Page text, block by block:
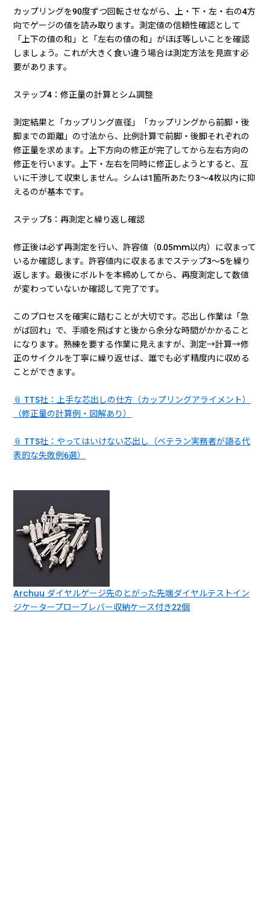
カップリングを90度ずつ回転させながら、上・下・左・右の4方
向でゲージの値を読み取ります。測定値の信頼性確認として
「上下の値の和」と「左右の値の和」がほぼ等しいことを確認
しましょう。これが大きく食い違う場合は測定方法を見直す必
要があります。
ステップ4：修正量の計算とシム調整
測定結果と「カップリング直径」「カップリングから前脚・後
脚までの距離」の寸法から、比例計算で前脚・後脚それぞれの
修正量を求めます。上下方向の修正が完了してから左右方向の
修正を行います。上下・左右を同時に修正しようとすると、互
いに干渉して収束しません。シムは1箇所あたり3〜4枚以内に抑
えるのが基本です。
ステップ5：再測定と繰り返し確認
修正後は必ず再測定を行い、許容値（0.05mm以内）に収まって
いるか確認します。許容値内に収まるまでステップ3〜5を繰り
返します。最後にボルトを本締めしてから、再度測定して数値
が変わっていないか確認して完了です。
このプロセスを確実に踏むことが大切です。芯出し作業は「急
がば回れ」で、手順を飛ばすと後から余分な時間がかかること
になります。熟練を要する作業に見えますが、測定→計算→修
正のサイクルを丁寧に繰り返せば、誰でも必ず精度内に収める
ことができます。
📎 TTS社：上手な芯出しの仕方（カップリングアライメント）
（修正量の計算例・図解あり）
📎 TTS社：やってはいけない芯出し（ベテラン実務者が語る代
表的な失敗例6選）
Archuu ダイヤルゲージ先のとがった先端ダイヤルテストイン
ジケータープローブレバー収納ケース付き22個